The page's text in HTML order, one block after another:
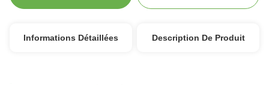
Informations Détaillées Description De Produit